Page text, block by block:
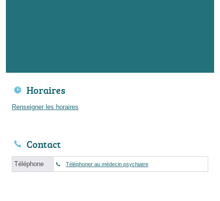
Horaires
Renseigner les horaires
Contact
Téléphone Téléphoner au médecin psychiatre